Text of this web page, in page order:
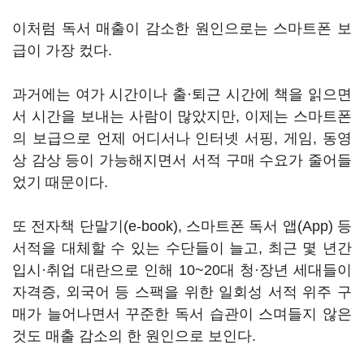
이처럼 독서 매출이 감소한 원인으로는 스마트폰 보
급이 가장 컸다.
과거에는 여가 시간이나 출·퇴근 시간에 책을 읽으면
서 시간을 보내는 사람이 많았지만, 이제는 스마트폰
의 보급으로 언제 어디서나 인터넷 서핑, 게임, 동영
상 감상 등이 가능해지면서 서적 구매 수요가 줄어들
었기 때문이다.
또 전자책 단말기(e-book), 스마트폰 독서 앱(App) 등
서적을 대체할 수 있는 수단들이 늘고, 최근 몇 년간
입시·취업 대란으로 인해 10~20대 청·장년 세대들이
자격증, 외국어 등 스팩을 위한 일회성 서적 위주 구
매가 늘어나면서 꾸준한 독서 습관이 스며들지 않은
것도 매출 감소의 한 원인으로 보인다.